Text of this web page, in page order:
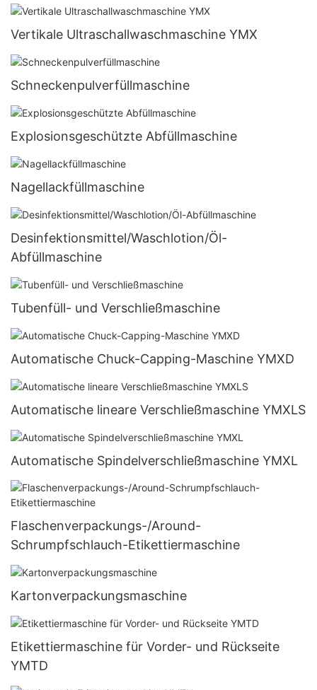
Vertikale Ultraschallwaschmaschine YMX
Schneckenpulverfüllmaschine
Explosionsgeschützte Abfüllmaschine
Nagellackfüllmaschine
Desinfektionsmittel/Waschlotion/Öl-
Abfüllmaschine
Tubenfüll- und Verschließmaschine
Automatische Chuck-Capping-Maschine YMXD
Automatische lineare Verschließmaschine YMXLS
Automatische Spindelverschließmaschine YMXL
Flaschenverpackungs-/Around-
Schrumpfschlauch-Etikettiermaschine
Kartonverpackungsmaschine
Etikettiermaschine für Vorder- und Rückseite
YMTD